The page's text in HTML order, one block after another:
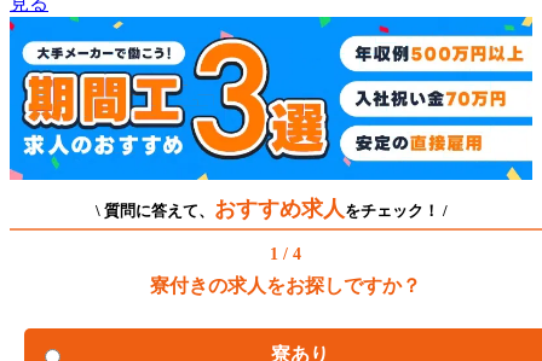
\ 質問に答えて、 おすすめ求人 をチェック！ /
1 / 4
寮付きの求人をお探しですか？
寮あり